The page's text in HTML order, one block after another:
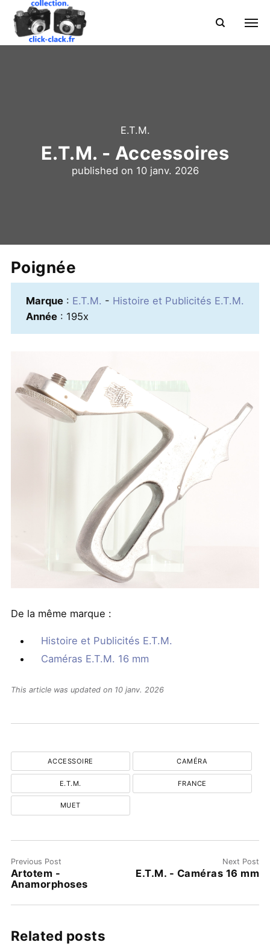
E.T.M.
E.T.M. - Accessoires
published on 10 janv. 2026
Poignée
Marque: E.T.M. - Histoire et Publicités E.T.M.
Année: 195x
De la même marque :
Histoire et Publicités E.T.M.
Caméras E.T.M. 16 mm
This article was updated on 10 janv. 2026
ACCESSOIRE CAMÉRA
E.T.M. FRANCE
MUET
Previous Post
Artotem -
Anamorphoses
Next Post
E.T.M. - Caméras 16 mm
Related posts